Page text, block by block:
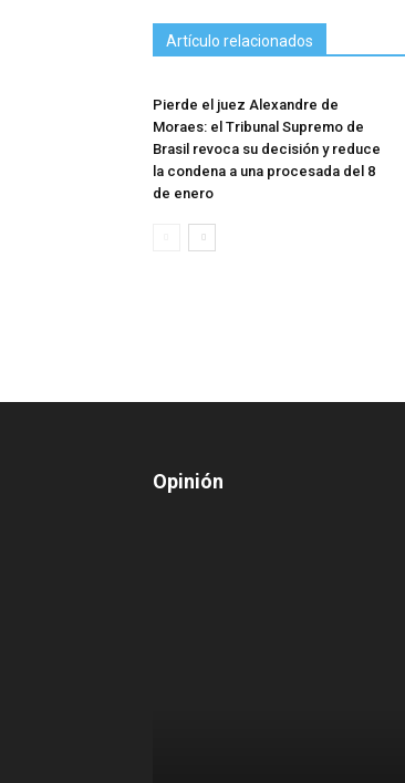
Artículo relacionados
Pierde el juez Alexandre de
Moraes: el Tribunal Supremo de
Brasil revoca su decisión y reduce
la condena a una procesada del 8
de enero
Opinión